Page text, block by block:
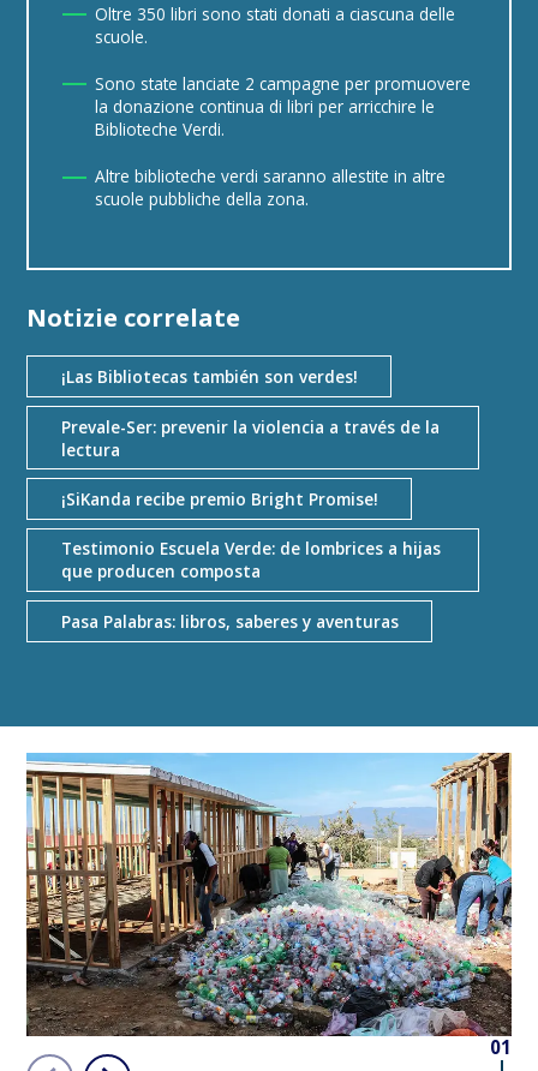
Oltre 350 libri sono stati donati a ciascuna delle
scuole.
Sono state lanciate 2 campagne per promuovere
la donazione continua di libri per arricchire le
Biblioteche Verdi.
Altre biblioteche verdi saranno allestite in altre
scuole pubbliche della zona.
Notizie correlate
¡Las Bibliotecas también son verdes!
Prevale-Ser: prevenir la violencia a través de la
lectura
¡SiKanda recibe premio Bright Promise!
Testimonio Escuela Verde: de lombrices a hijas
que producen composta
Pasa Palabras: libros, saberes y aventuras
01